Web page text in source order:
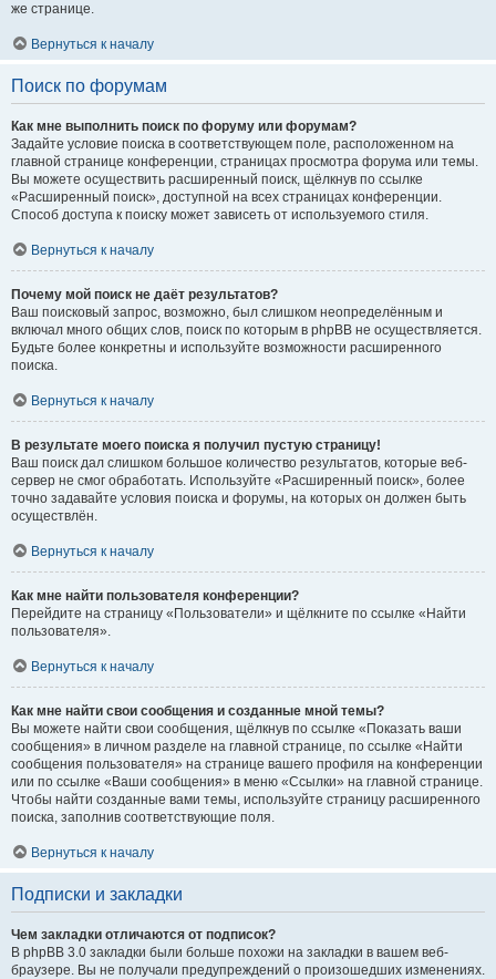
же странице.
Вернуться к началу
Поиск по форумам
Как мне выполнить поиск по форуму или форумам?
Задайте условие поиска в соответствующем поле, расположенном на
главной странице конференции, страницах просмотра форума или темы.
Вы можете осуществить расширенный поиск, щёлкнув по ссылке
«Расширенный поиск», доступной на всех страницах конференции.
Способ доступа к поиску может зависеть от используемого стиля.
Вернуться к началу
Почему мой поиск не даёт результатов?
Ваш поисковый запрос, возможно, был слишком неопределённым и
включал много общих слов, поиск по которым в phpBB не осуществляется.
Будьте более конкретны и используйте возможности расширенного
поиска.
Вернуться к началу
В результате моего поиска я получил пустую страницу!
Ваш поиск дал слишком большое количество результатов, которые веб-
сервер не смог обработать. Используйте «Расширенный поиск», более
точно задавайте условия поиска и форумы, на которых он должен быть
осуществлён.
Вернуться к началу
Как мне найти пользователя конференции?
Перейдите на страницу «Пользователи» и щёлкните по ссылке «Найти
пользователя».
Вернуться к началу
Как мне найти свои сообщения и созданные мной темы?
Вы можете найти свои сообщения, щёлкнув по ссылке «Показать ваши
сообщения» в личном разделе на главной странице, по ссылке «Найти
сообщения пользователя» на странице вашего профиля на конференции
или по ссылке «Ваши сообщения» в меню «Ссылки» на главной странице.
Чтобы найти созданные вами темы, используйте страницу расширенного
поиска, заполнив соответствующие поля.
Вернуться к началу
Подписки и закладки
Чем закладки отличаются от подписок?
В phpBB 3.0 закладки были больше похожи на закладки в вашем веб-
браузере. Вы не получали предупреждений о произошедших изменениях.